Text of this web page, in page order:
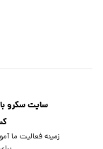
زمینه فعالیت ما